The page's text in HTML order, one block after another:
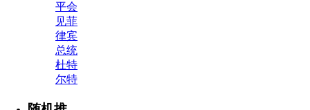
平会
见菲
律宾
总统
杜特
尔特